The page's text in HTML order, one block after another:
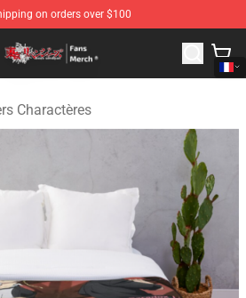
on orders over $100
Store - Official Tokyo Revengers
Charactères